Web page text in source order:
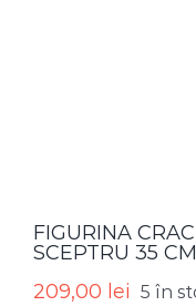
FIGURINA
SCEPTRU 35 CM
209,00 lei 5 în